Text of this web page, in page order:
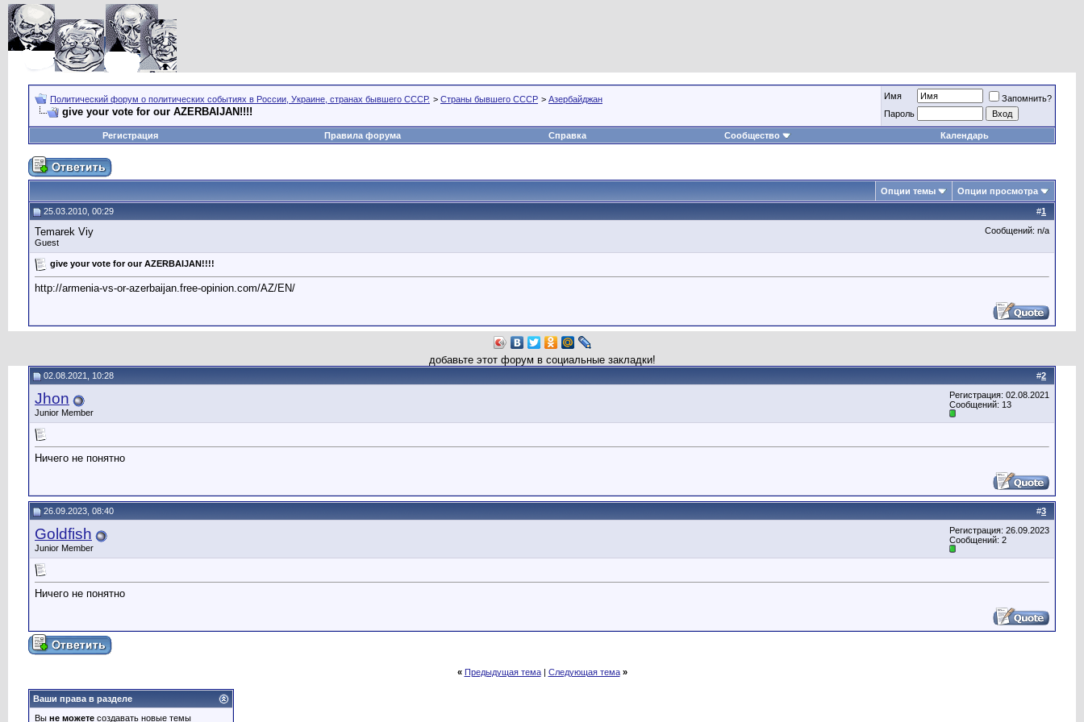
Политический форум о политических событиях в России, Украине, странах бывшего СССР. > Страны бывшего СССР > Азербайджан
give your vote for our AZERBAIJAN!!!!
Имя
Запомнить?
Пароль
Регистрация Правила форума Справка Сообщество Календарь
Опции темы Опции просмотра
#1
25.03.2010, 00:29
Temarek Viy
Guest
Сообщений: n/a
give your vote for our AZERBAIJAN!!!!
http://armenia-vs-or-azerbaijan.free-opinion.com/AZ/EN/
добавьте этот форум в социальные закладки!
#2
02.08.2021, 10:28
Jhon
Junior Member
Регистрация: 02.08.2021
Сообщений: 13
Ничего не понятно
#3
26.09.2023, 08:40
Goldfish
Junior Member
Регистрация: 26.09.2023
Сообщений: 2
Ничего не понятно
« Предыдущая тема| Следующая тема »
Ваши права в разделе
Вы не можете создавать новые темы